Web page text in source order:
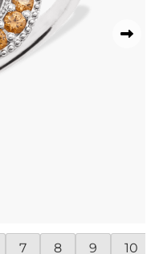
7 8 9 10